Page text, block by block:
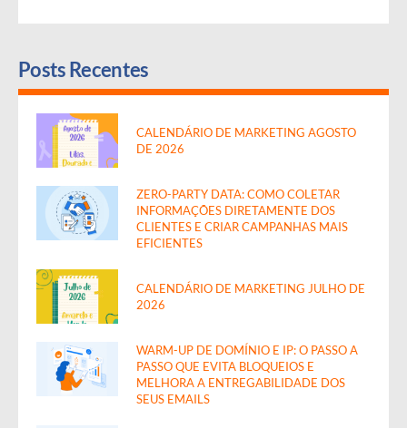
Posts Recentes
CALENDÁRIO DE MARKETING AGOSTO
DE 2026
ZERO-PARTY DATA: COMO COLETAR
INFORMAÇÕES DIRETAMENTE DOS
CLIENTES E CRIAR CAMPANHAS MAIS
EFICIENTES
CALENDÁRIO DE MARKETING JULHO DE
2026
WARM-UP DE DOMÍNIO E IP: O PASSO A
PASSO QUE EVITA BLOQUEIOS E
MELHORA A ENTREGABILIDADE DOS
SEUS EMAILS